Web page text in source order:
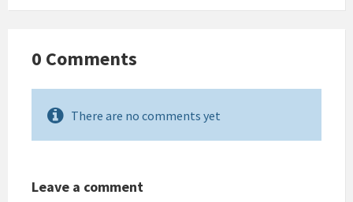
0 Comments
There are no comments yet
Leave a comment